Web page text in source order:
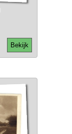
Bekijk